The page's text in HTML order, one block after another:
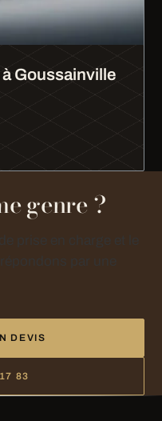
Goussainville
genre ?
DEVIS
83